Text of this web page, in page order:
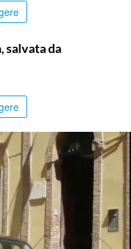
salvata da